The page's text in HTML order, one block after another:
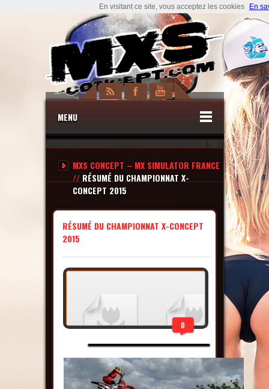
MENU
MXS CONCEPT – MX SIMULATOR FRANCE
// RÉSUMÉ DU CHAMPIONNAT X-
CONCEPT 2015
RÉSUMÉ DU CHAMPIONNAT X-CONCEPT
2015
0
En visitant ce site, vous acceptez les cookies En